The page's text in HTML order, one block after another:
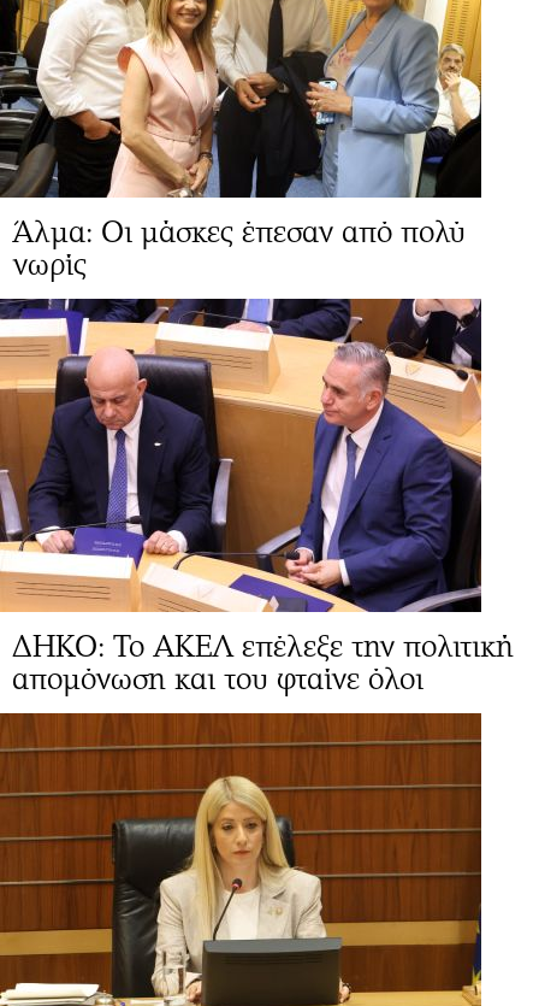
Άλμα: Οι μάσκες έπεσαν από πολύ
νωρίς
ΔΗΚΟ: Το ΑΚΕΛ επέλεξε την πολιτική
απομόνωση και του φταίνε όλοι